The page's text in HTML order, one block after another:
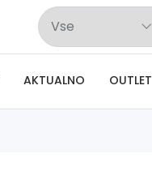
AKTUALNO OUTLET